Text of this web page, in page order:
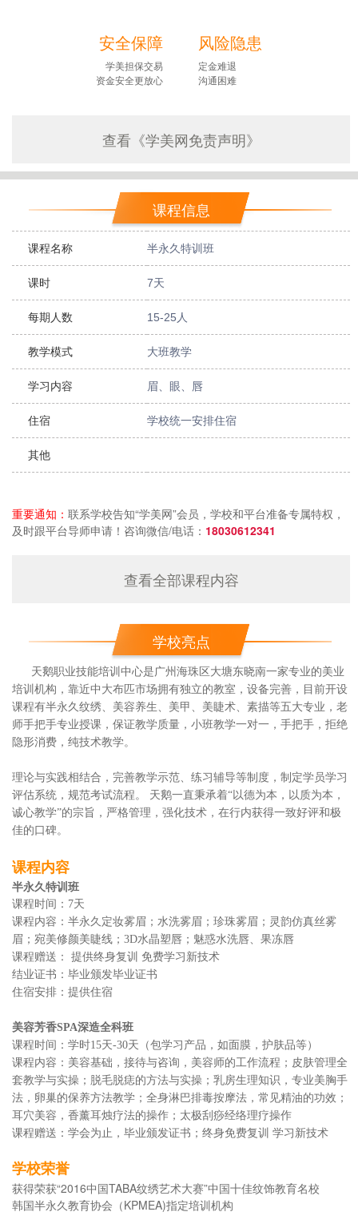
安全保障
学美担保交易
资金安全更放心
风险隐患
定金难退
沟通困难
查看《学美网免责声明》
课程信息
课程名称 半永久特训班
课时 7天
每期人数 15-25人
教学模式 大班教学
学习内容 眉、眼、唇
住宿 学校统一安排住宿
其他
重要通知： 联系学校告知“学美网”会员，学校和平台准备专属特权，
及时跟平台导师申请！咨询微信/电话： 18030612341
查看全部课程内容
学校亮点
天鹅职业技能培训中心是广州海珠区大塘东晓南一家专业的美业
培训机构，靠近中大布匹市场拥有独立的教室，设备完善，目前开设
课程有半永久纹绣、美容养生、美甲、美睫术、素描等五大专业，老
师手把手专业授课，保证教学质量，小班教学一对一，手把手，拒绝
隐形消费，纯技术教学。
理论与实践相结合，完善教学示范、练习辅导等制度，制定学员学习
评估系统，规范考试流程。 天鹅一直秉承着“以德为本，以质为本，
诚心教学”的宗旨，严格管理，强化技术，在行内获得一致好评和极
佳的口碑。
课程内容
半永久特训班
课程时间：7天
课程内容：半永久定妆雾眉；水洗雾眉；珍珠雾眉；灵韵仿真丝雾
眉；宛美修颜美睫线；3D水晶塑唇；魅惑水洗唇、果冻唇
课程赠送： 提供终身复训 免费学习新技术
结业证书：毕业颁发毕业证书
住宿安排：提供住宿
美容芳香SPA深造全科班
课程时间：学时15天-30天（包学习产品，如面膜，护肤品等）
课程内容：美容基础，接待与咨询，美容师的工作流程；皮肤管理全
套教学与实操；脱毛脱痣的方法与实操；乳房生理知识，专业美胸手
法，卵巢的保养方法教学；全身淋巴排毒按摩法，常见精油的功效；
耳穴美容，香薰耳烛疗法的操作；太极刮痧经络理疗操作
课程赠送：学会为止，毕业颁发证书；终身免费复训 学习新技术
学校荣誉
获得荣获“2016中国TABA纹绣艺术大赛”中国十佳纹饰教育名校
韩国半永久教育协会（KPMEA)指定培训机构